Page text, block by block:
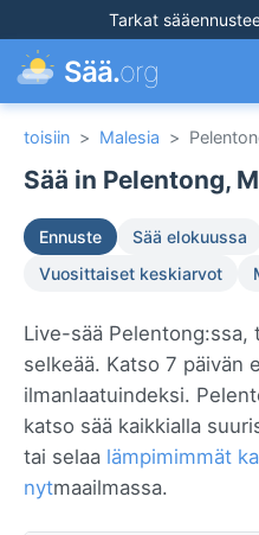
Tarkat
Sää.org
toisiin > Malesia >
Sää in Pelentong,
Ennuste Sää elokuussa
Vuosittaiset keskiarvot
Live-sää Pelentong:ssa,
selkeää. Katso 7 päivän
ilmanlaatuindeksi.
katso sää kaikkialla
tai selaa lämpimimmät
nytmaailmassa.